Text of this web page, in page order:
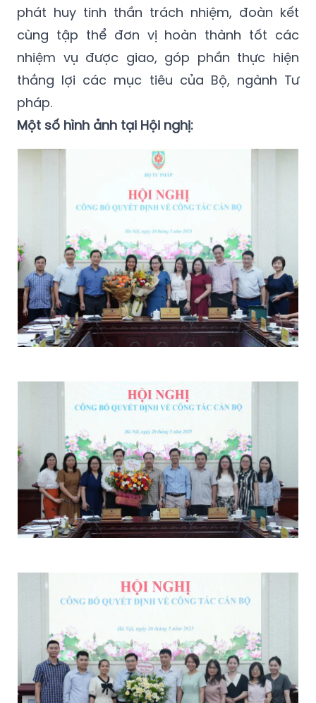
phát huy tinh thần trách nhiệm, đoàn kết
cùng tập thể đơn vị hoàn thành tốt các
nhiệm vụ được giao, góp phần thực hiện
thắng lợi các mục tiêu của Bộ, ngành Tư
pháp.
Một số hình ảnh tại Hội nghị: